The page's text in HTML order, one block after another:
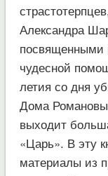
Александра
посвященными
чудесной
летия со дня
Дома
выходит
«Царь». В эту
материалы из